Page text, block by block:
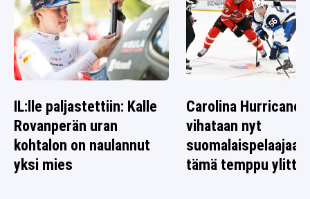
IL:lle paljastettiin: Kalle
Rovanperän uran
kohtalon on naulannut
yksi mies
Carolina
vihataan nyt
suomalaispelaajaa
tämä temppu ylitti